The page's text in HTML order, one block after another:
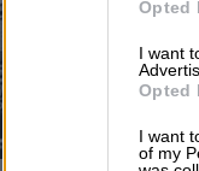
Opted
I want
Opted
I want
of my